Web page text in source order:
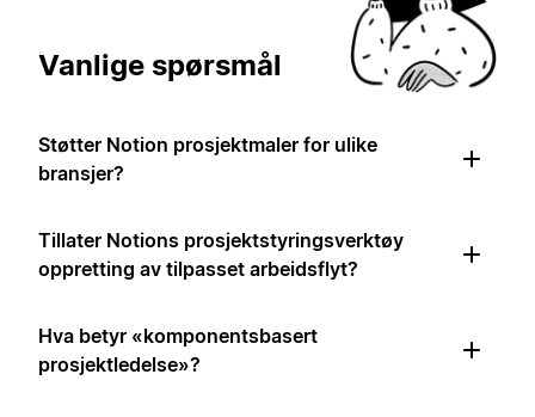
Vanlige spørsmål
Støtter Notion prosjektmaler for ulike
bransjer?
Tillater Notions prosjektstyringsverktøy
oppretting av tilpasset arbeidsflyt?
Hva betyr «komponentsbasert
prosjektledelse»?